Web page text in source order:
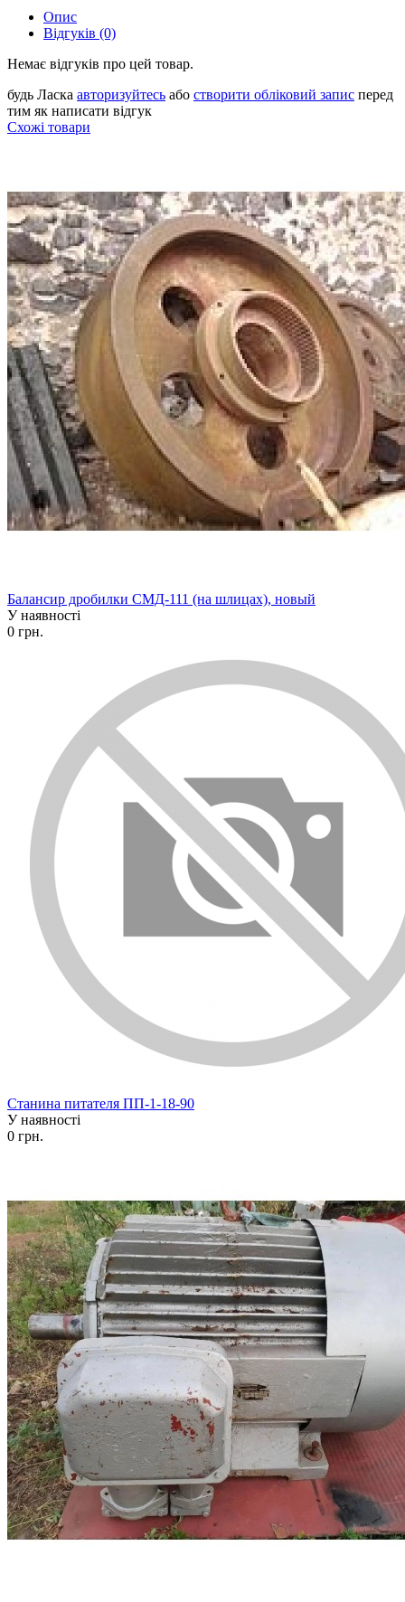
Опис
Відгуків (0)
Немає відгуків про цей товар.
будь Ласка авторизуйтесь або створити обліковий запис перед
тим як написати відгук
Схожі товари
Балансир дробилки СМД-111 (на шлицах), новый
У наявності
0 грн.
Станина питателя ПП-1-18-90
У наявності
0 грн.